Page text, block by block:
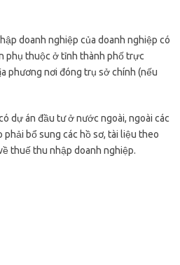
doanh nghiệp của doanh nghiệp có
phụ thuộc ở tỉnh thành phố trực
phương nơi đóng trụ sở chính (nếu
dự án đầu tư ở nước ngoài, ngoài các
phải bổ sung các hồ sơ, tài liệu theo
thuế thu nhập doanh nghiệp.